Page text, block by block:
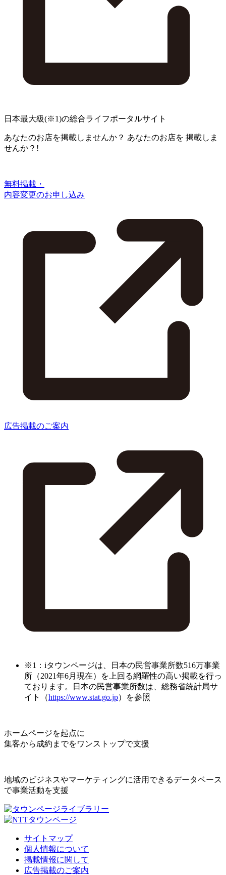
日本最大級(※1)の総合ライフポータルサイト
あなたのお店を掲載しませんか？ あなたのお店を 掲載しま
せんか？!
無料掲載・
内容変更のお申し込み
広告掲載のご案内
※1：iタウンページは、日本の民営事業所数516万事業
所（2021年6月現在）を上回る網羅性の高い掲載を行っ
ております。日本の民営事業所数は、総務省統計局サ
イト（https://www.stat.go.jp）を参照
ホームページを起点に
集客から成約までをワンストップで支援
地域のビジネスやマーケティングに活用できるデータベース
で事業活動を支援
サイトマップ
個人情報について
掲載情報に関して
広告掲載のご案内